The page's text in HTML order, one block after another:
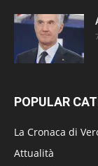
POPULAR
La Cronaca di
Attualità